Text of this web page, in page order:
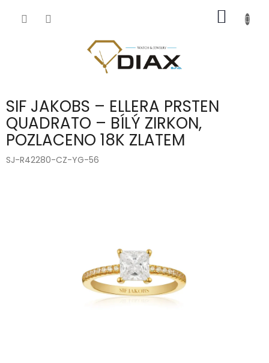
KOŠÍK
SIF JAKOBS – ELLERA PRSTEN
QUADRATO – BÍLÝ ZIRKON,
POZLACENO 18K ZLATEM
SJ-R42280-CZ-YG-56